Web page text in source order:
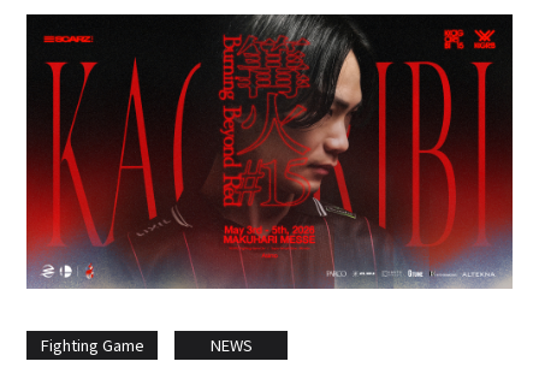
Fighting Game NEWS